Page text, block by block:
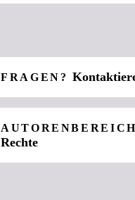
FRAGEN?
Rechte